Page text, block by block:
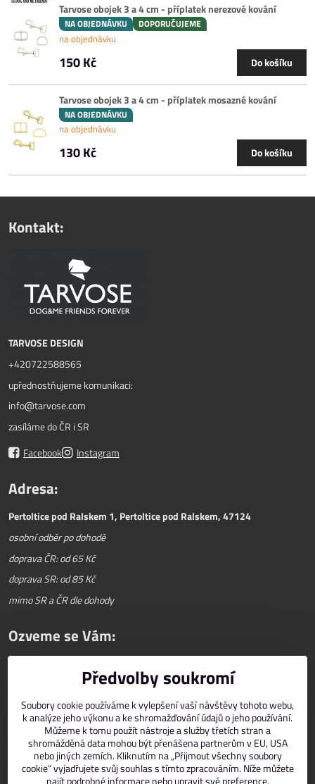
Tarvose obojek 3 a 4 cm - příplatek nerezové kování
NA OBJEDNÁVKU DOPORUČUJEME
na objednávku
150 Kč Do košíku
Tarvose obojek 3 a 4 cm - příplatek mosazné kování
NA OBJEDNÁVKU
na objednávku
130 Kč Do košíku
Kontakt:
TARVOSE DESIGN
+420722588565
upřednostňujeme komunikaci:
info@tarvose.com
zasíláme do ČR i SR
Facebook
Instagram
Adresa:
Pertoltice pod Ralskem 1, Pertoltice pod Ralskem, 47124
osobní odběr po dohodě
doprava ČR: od 65 Kč
doprava SR: od 85 Kč
mimo SR a ČR dle dohody
Ozveme se Vám:
Předvolby soukromí
Soubory cookie používáme k vylepšení vaší návštěvy tohoto webu,
k analýze jeho výkonu a ke shromažďování údajů o jeho používání.
Můžeme k tomu použít nástroje a služby třetích stran a
shromážděná data mohou být přenášena partnerům v EU, USA
nebo jiných zemích. Kliknutím na „Přijmout všechny soubory
cookie“ vyjadřujete svůj souhlas s tímto zpracováním. Níže můžete
najít podrobné informace nebo upravit své preference.